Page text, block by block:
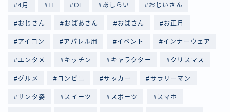
4月 IT OL あしらい おじいさん
おじさん おばあさん おばさん お正月
アイコン アパレル用 イベント インナーウェア
エンタメ キッチン キャラクター クリスマス
グルメ コンビニ サッカー サラリーマン
サンタ姿 スイーツ スポーツ スマホ